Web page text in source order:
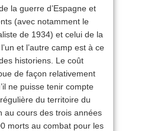
la guerre d’Espagne et
(avec notamment le
de 1934) et celui de la
et l’autre camp est à ce
historiens. Le coût
de façon relativement
ne puisse tenir compte
du territoire du
au cours des trois années
morts au combat pour les